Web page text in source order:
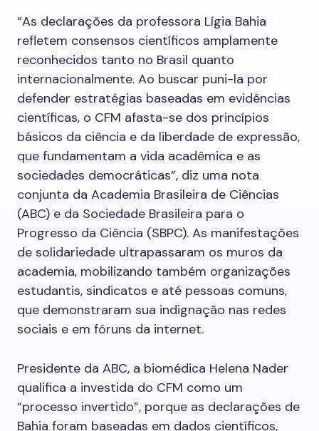
“As declarações da professora Lígia Bahia
refletem consensos científicos amplamente
reconhecidos tanto no Brasil quanto
internacionalmente. Ao buscar puni-la por
defender estratégias baseadas em evidências
científicas, o CFM afasta-se dos princípios
básicos da ciência e da liberdade de expressão,
que fundamentam a vida acadêmica e as
sociedades democráticas”, diz uma nota
conjunta da Academia Brasileira de Ciências
(ABC) e da Sociedade Brasileira para o
Progresso da Ciência (SBPC). As manifestações
de solidariedade ultrapassaram os muros da
academia, mobilizando também organizações
estudantis, sindicatos e até pessoas comuns,
que demonstraram sua indignação nas redes
sociais e em fóruns da internet.
Presidente da ABC, a biomédica Helena Nader
qualifica a investida do CFM como um
“processo invertido”, porque as declarações de
Bahia foram baseadas em dados científicos,